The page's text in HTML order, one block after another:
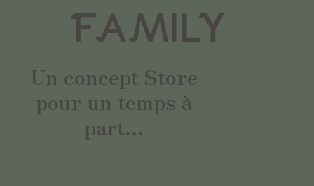
FAMILY
Un concept Store
pour un temps à
part...